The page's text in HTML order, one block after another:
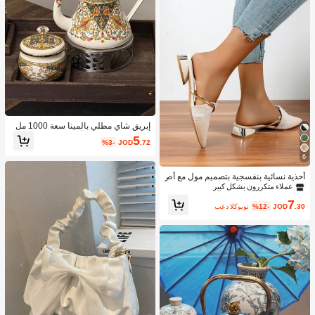
6
أحذية نسائية بنفسجية بتصميم مول مع أص
بع مدبب وكعب منخفض، أحذية من الجلد ا
عب سميك، أحذية موسم العطلات
عملاء متكررون بشكل كبير
JOD7 .30
%12- بعد الكوبون
إبريق شاي مطلي بالمينا سعة 1000 مل
مع م거름기, متوفر أيضًا: وعاء مطلي بالم
ينا، إبريق مطلي بالمينا بطراز نوردي رجع
متعدد الاستخدامات مقاوم للحرارة، زجاج
ة زيت/خل/ماء غير قابلة للكسر، إكسسوا
رات ديكور منزلي أنيقة. اليوم الوطني ال
سعودي
JOD5.72
%3-